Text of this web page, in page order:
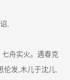
,
舟实火。遇春克
伦发,木儿于沈儿,